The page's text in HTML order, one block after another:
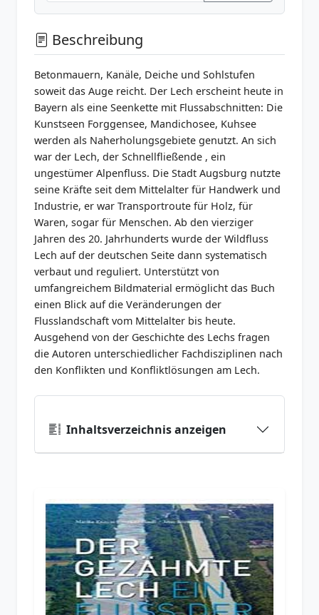
Beschreibung
Betonmauern, Kanäle, Deiche und Sohlstufen
soweit das Auge reicht. Der Lech erscheint heute in
Bayern als eine Seenkette mit Flussabschnitten: Die
Kunstseen Forggensee, Mandichosee, Kuhsee
werden als Naherholungsgebiete genutzt. An sich
war der Lech, der Schnellfließende , ein
ungestümer Alpenfluss. Die Stadt Augsburg nutzte
seine Kräfte seit dem Mittelalter für Handwerk und
Industrie, er war Transportroute für Holz, für
Waren, sogar für Menschen. Ab den vierziger
Jahren des 20. Jahrhunderts wurde der Wildfluss
Lech auf der deutschen Seite dann systematisch
verbaut und reguliert. Unterstützt von
umfangreichem Bildmaterial ermöglicht das Buch
einen Blick auf die Veränderungen der
Flusslandschaft vom Mittelalter bis heute.
Ausgehend von der Geschichte des Lechs fragen
die Autoren unterschiedlicher Fachdisziplinen nach
den Konflikten und Konfliktlösungen am Lech.
Inhaltsverzeichnis anzeigen